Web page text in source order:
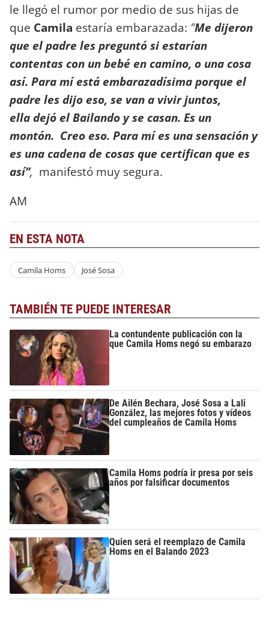
le llegó el rumor por medio de sus hijas de
que Camila estaría embarazada: "Me dijeron
que el padre les preguntó si estarían
contentas con un bebé en camino, o una cosa
así. Para mí está embarazadísima porque el
padre les dijo eso, se van a vivir juntos,
ella dejó el Bailando y se casan. Es un
montón. Creo eso. Para mí es una sensación y
es una cadena de cosas que certifican que es
así”, manifestó muy segura.
AM
EN ESTA NOTA
Camila Homs José Sosa
TAMBIÉN TE PUEDE INTERESAR
La contundente publicación con la
que Camila Homs negó su embarazo
De Ailén Bechara, José Sosa a Lali
González, las mejores fotos y vídeos
del cumpleaños de Camila Homs
Camila Homs podría ir presa por seis
años por falsificar documentos
Quien será el reemplazo de Camila
Homs en el Balando 2023